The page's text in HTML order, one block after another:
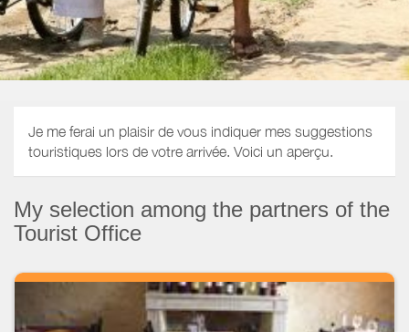
Je me ferai un plaisir de vous indiquer mes suggestions
touristiques lors de votre arrivée. Voici un aperçu.
My selection among the partners of the
Tourist Office